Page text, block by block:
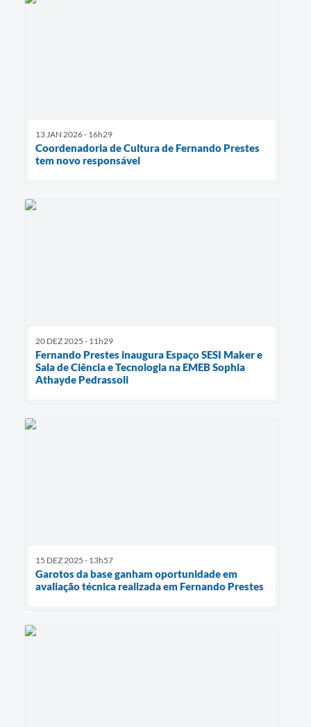
13 JAN 2026 - 16h29
Coordenadoria de Cultura de Fernando Prestes
tem novo responsável
20 DEZ 2025 - 11h29
Fernando Prestes inaugura Espaço SESI Maker e
Sala de Ciência e Tecnologia na EMEB Sophia
Athayde Pedrassoli
15 DEZ 2025 - 13h57
Garotos da base ganham oportunidade em
avaliação técnica realizada em Fernando Prestes